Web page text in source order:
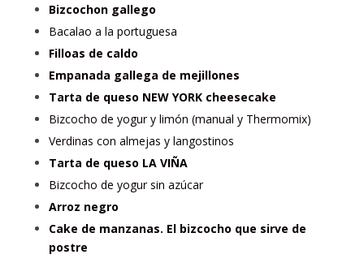
Bizcochon gallego
Bacalao a la portuguesa
Filloas de caldo
Empanada gallega de mejillones
Tarta de queso NEW YORK cheesecake
Bizcocho de yogur y limón (manual y Thermomix)
Verdinas con almejas y langostinos
Tarta de queso LA VIÑA
Bizcocho de yogur sin azúcar
Arroz negro
Cake de manzanas. El bizcocho que sirve de
postre